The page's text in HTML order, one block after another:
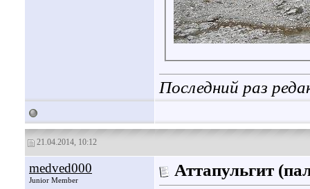
Последний раз
21.04.2014, 10:12
medved000
Junior Member
Аттапульгит